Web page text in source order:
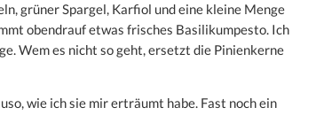
grüner Spargel, Karfiol und eine kleine Menge
obendrauf etwas frisches Basilikumpesto. Ich
Wem es nicht so geht, ersetzt die Pinienkerne
wie ich sie mir erträumt habe. Fast noch ein